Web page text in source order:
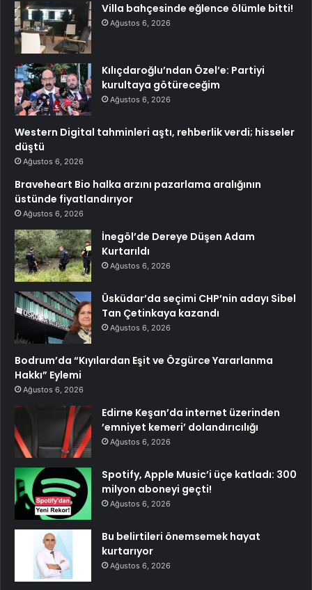
Villa bahçesinde eğlence ölümle bitti!
Ağustos 6, 2026
Kılıçdaroğlu’ndan Özel’e: Partiyi
kurultaya götüreceğim
Ağustos 6, 2026
Western Digital tahminleri aştı, rehberlik verdi; hisseler
düştü
Ağustos 6, 2026
Braveheart Bio halka arzını pazarlama aralığının
üstünde fiyatlandırıyor
Ağustos 6, 2026
İnegöl’de Dereye Düşen Adam
Kurtarıldı
Ağustos 6, 2026
Üsküdar’da seçimi CHP’nin adayı Sibel
Tan Çetinkaya kazandı
Ağustos 6, 2026
Bodrum’da “Kıyılardan Eşit ve Özgürce Yararlanma
Hakkı” Eylemi
Ağustos 6, 2026
Edirne Keşan’da internet üzerinden
’emniyet kemeri’ dolandırıcılığı
Ağustos 6, 2026
Spotify, Apple Music’i üçe katladı: 300
milyon aboneyi geçti!
Ağustos 6, 2026
Bu belirtileri önemsemek hayat
kurtarıyor
Ağustos 6, 2026